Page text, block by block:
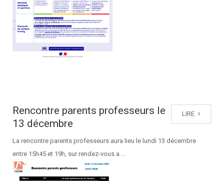
LIRE
Rencontre parents professeurs le
13 décembre
La rencontre parents professeurs aura lieu le lundi 13 décembre
entre 15h45 et 19h, sur rendez-vous a ...